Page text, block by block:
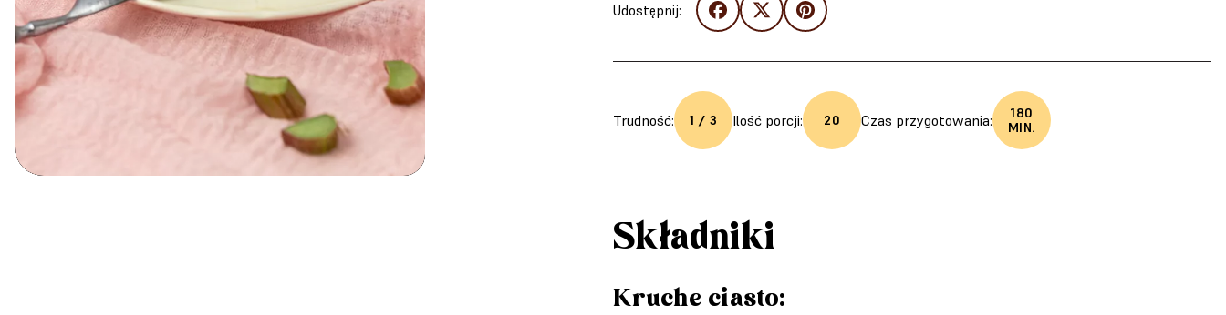
Udostępnij:
Trudność: 1 / 3 Ilość porcji: 20 Czas przygotowania:
180
MIN.
Składniki
Kruche ciasto: